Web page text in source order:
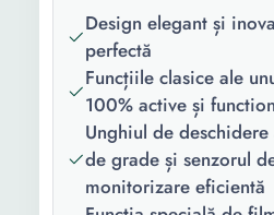
Rezolutie poza
(px):
1280 x
Format foto:
JPEG
Design elegant și
perfectă
Funcțiile clasice ale
100% active și
Unghiul de
de grade și senzorul
monitorizare eficientă